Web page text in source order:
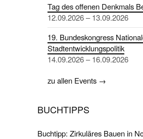
Tag des offenen Denkmals
12.09.2026 – 13.09.2026
19. Bundeskongress
Stadtentwicklungspolitik
14.09.2026 – 16.09.2026
zu allen Events →
BUCHTIPPS
Buchtipp: Zirkuläres Bauen in